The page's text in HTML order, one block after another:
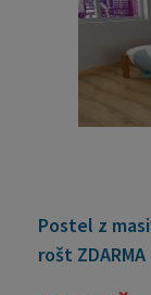
Postel z
rošt ZDARMA